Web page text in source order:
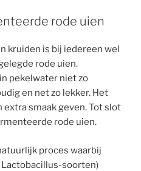
rode uien
kruiden is bij iedereen wel
rode uien.
pekelwater niet zo
en net zo lekker. Het
smaak geven. Tot slot
rode uien.
proces waarbij
soorten)